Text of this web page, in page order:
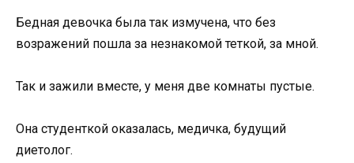
Бедная девочка была так измучена, что без
возражений пошла за незнакомой теткой, за мной.
Так и зажили вместе, у меня две комнаты пустые.
Она студенткой оказалась, медичка, будущий
диетолог.